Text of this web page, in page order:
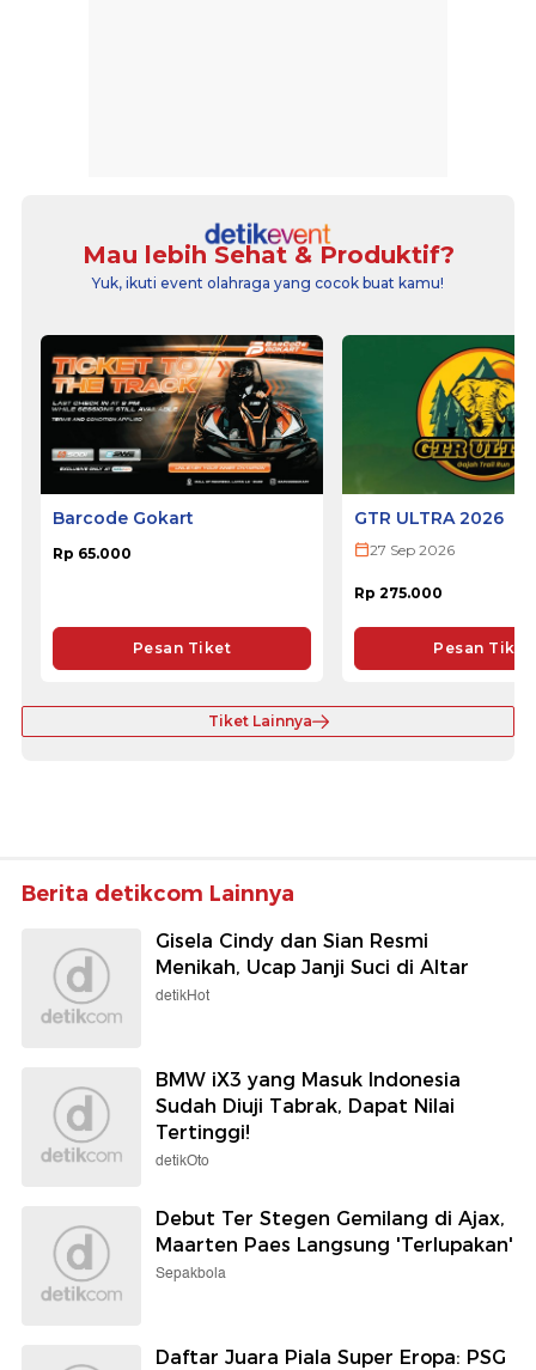
Mau lebih Sehat & Produktif?
Yuk, ikuti event olahraga yang cocok buat kamu!
Barcode Gokart
Rp 65.000
Pesan Tiket
GTR ULTRA 2026
27 Sep 2026
Rp 275.000
Pesan Tiket
Tiket Lainnya
Berita detikcom Lainnya
Gisela Cindy dan Sian Resmi
Menikah, Ucap Janji Suci di Altar
detikHot
BMW iX3 yang Masuk Indonesia
Sudah Diuji Tabrak, Dapat Nilai
Tertinggi!
detikOto
Debut Ter Stegen Gemilang di Ajax,
Maarten Paes Langsung 'Terlupakan'
Sepakbola
Daftar Juara Piala Super Eropa: PSG